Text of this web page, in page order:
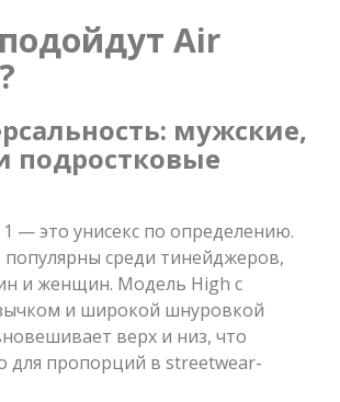
Air
мужские,
подростковые
— это унисекс по определению.
среди тинейджеров,
и женщин. Модель High с
и широкой шнуровкой
верх и низ, что
для пропорций в streetwear-